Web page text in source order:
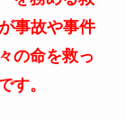
事故や事件
の命を救っ
す。